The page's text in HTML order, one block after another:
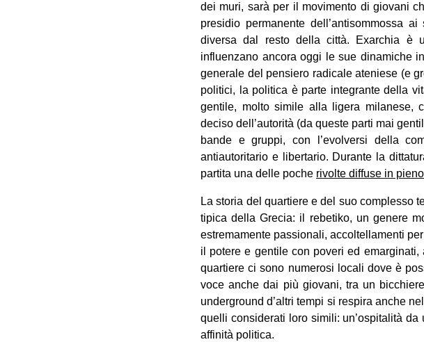
dei muri, sarà per il movimento di giovani
presidio permanente dell’antisommossa
diversa dal resto della città. Exarchia è
influenzano ancora oggi le sue dinamiche
generale del pensiero radicale ateniese (e
politici, la politica è parte integrante della
gentile, molto simile alla ligera milanese,
deciso dell’autorità (da queste parti mai
bande e gruppi, con l’evolversi della
antiautoritario e libertario. Durante la
partita una delle poche rivolte diffuse in
La storia del quartiere e del suo complesso
tipica della Grecia: il rebetiko, un genere
estremamente passionali, accoltellamenti
il potere e gentile con poveri ed
quartiere ci sono numerosi locali dove è
voce anche dai più giovani, tra un
underground d’altri tempi si respira anche
quelli considerati loro simili: un’ospitalità
affinità politica.